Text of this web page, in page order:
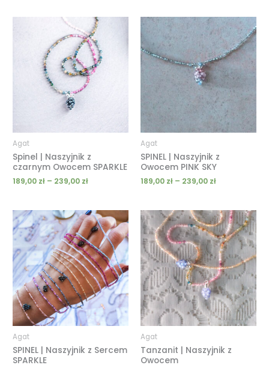
Agat
Spinel | Naszyjnik z
czarnym Owocem SPARKLE
189,00 zł – 239,00 zł
Zakres
cen:
od
189,00 zł
do
239,00 zł
Agat
SPINEL | Naszyjnik z
Owocem PINK SKY
189,00 zł – 239,00 zł
Zakres
cen:
od
189,00 zł
do
239,00 zł
Agat
SPINEL | Naszyjnik z Sercem
SPARKLE
Zakres
cen:
od
189,00 zł
do
239,00 zł
Agat
Tanzanit | Naszyjnik z
Owocem
Zakres
cen:
od
189,00 zł
do
239,00 zł